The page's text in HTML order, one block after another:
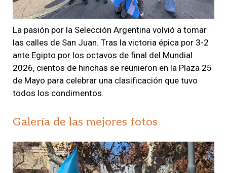
La pasión por la Selección Argentina volvió a tomar
las calles de San Juan. Tras la victoria épica por 3-2
ante Egipto por los octavos de final del Mundial
2026, cientos de hinchas se reunieron en la Plaza 25
de Mayo para celebrar una clasificación que tuvo
todos los condimentos.
Galería de las mejores fotos